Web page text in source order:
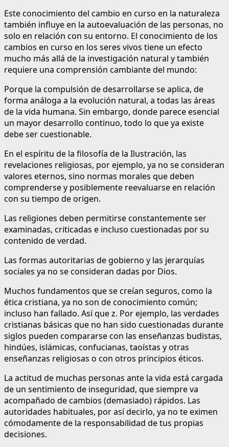
Este conocimiento del cambio en curso en la naturaleza
también influye en la autoevaluación de las personas, no
solo en relación con su entorno. El conocimiento de los
cambios en curso en los seres vivos tiene un efecto
mucho más allá de la investigación natural y también
requiere una comprensión cambiante del mundo:
Porque la compulsión de desarrollarse se aplica, de
forma análoga a la evolución natural, a todas las áreas
de la vida humana. Sin embargo, donde parece esencial
un mayor desarrollo continuo, todo lo que ya existe
debe ser cuestionable.
En el espíritu de la filosofía de la Ilustración, las
revelaciones religiosas, por ejemplo, ya no se consideran
valores eternos, sino normas morales que deben
comprenderse y posiblemente reevaluarse en relación
con su tiempo de origen.
Las religiones deben permitirse constantemente ser
examinadas, criticadas e incluso cuestionadas por su
contenido de verdad.
Las formas autoritarias de gobierno y las jerarquías
sociales ya no se consideran dadas por Dios.
Muchos fundamentos que se creían seguros, como la
ética cristiana, ya no son de conocimiento común;
incluso han fallado. Así que z. Por ejemplo, las verdades
cristianas básicas que no han sido cuestionadas durante
siglos pueden compararse con las enseñanzas budistas,
hindúes, islámicas, confucianas, taoístas y otras
enseñanzas religiosas o con otros principios éticos.
La actitud de muchas personas ante la vida está cargada
de un sentimiento de inseguridad, que siempre va
acompañado de cambios (demasiado) rápidos. Las
autoridades habituales, por así decirlo, ya no te eximen
cómodamente de la responsabilidad de tus propias
decisiones.